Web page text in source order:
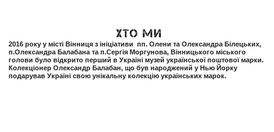
ХТО МИ
2016 року у місті Вінниця з ініціативи пп. Олени та Олександра Білецьких,
п.Олександра Балабана та п.Сергія Моргунова, Вінницького міського
голови було відкрито перший в Україні музей української поштової марки.
Колекціонер Олександр Балабан, що був народжений у Нью Йорку
подарував Україні свою унікальну колекцію українських марок.